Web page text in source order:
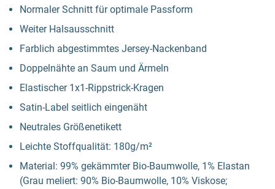
Normaler Schnitt für optimale Passform
Weiter Halsausschnitt
Farblich abgestimmtes Jersey-Nackenband
Doppelnähte an Saum und Ärmeln
Elastischer 1x1-Rippstrick-Kragen
Satin-Label seitlich eingenäht
Neutrales Größenetikett
Leichte Stoffqualität: 180g/m²
Material: 99% gekämmter Bio-Baumwolle, 1% Elastan
(Grau meliert: 90% Bio-Baumwolle, 10% Viskose;